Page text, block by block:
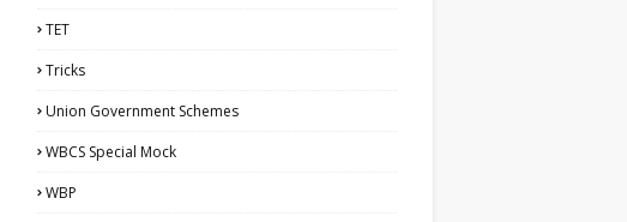
TET
Tricks
Union Government Schemes
WBCS Special Mock
WBP